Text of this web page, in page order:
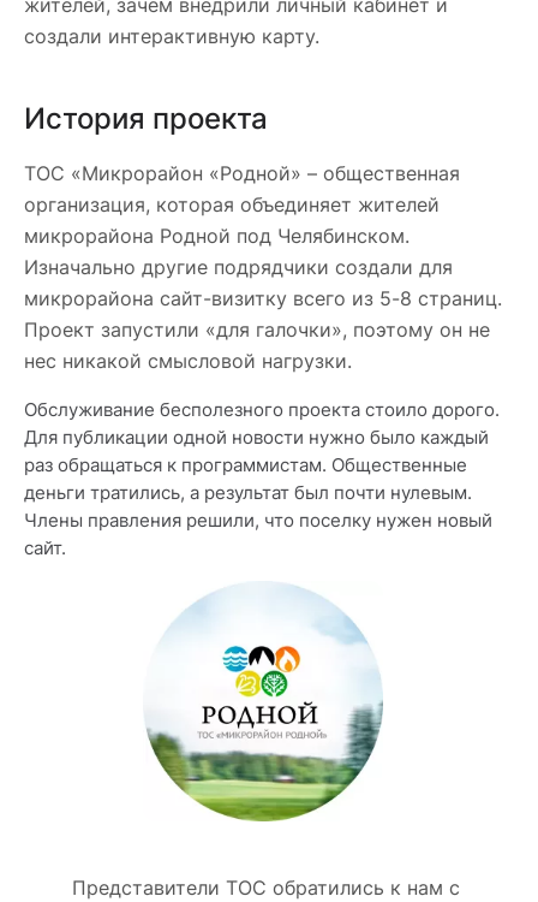
жителей, зачем внедрили личный кабинет и
создали интерактивную карту.
История проекта
TOС «Микрорайон «Родной» – общественная
организация, которая объединяет жителей
микрорайона Родной под Челябинском.
Изначально другие подрядчики создали для
микрорайона сайт-визитку всего из 5-8 страниц.
Проект запустили «для галочки», поэтому он не
нес никакой смысловой нагрузки.
Обслуживание бесполезного проекта стоило дорого.
Для публикации одной новости нужно было каждый
раз обращаться к программистам. Общественные
деньги тратились, а результат был почти нулевым.
Члены правления решили, что поселку нужен новый
сайт.
Представители ТОС обратились к нам с